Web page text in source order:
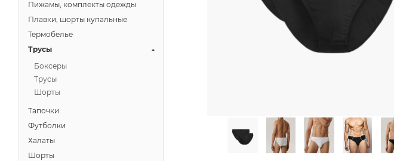
Пижамы, комплекты одежды
Плавки, шорты купальные
Термобелье
Трусы
Боксеры
Трусы
Шорты
Тапочки
Футболки
Халаты
Шорты